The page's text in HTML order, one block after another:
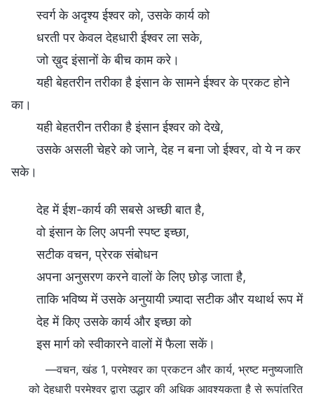
स्वर्ग के अदृश्य ईश्वर को, उसके कार्य को
धरती पर केवल देहधारी ईश्वर ला सके,
जो ख़ुद इंसानों के बीच काम करे।
यही बेहतरीन तरीका है इंसान के सामने ईश्वर के प्रकट होने
का।
यही बेहतरीन तरीका है इंसान ईश्वर को देखे,
उसके असली चेहरे को जाने, देह न बना जो ईश्वर, वो ये न कर
सके।
देह में ईश-कार्य की सबसे अच्छी बात है,
वो इंसान के लिए अपनी स्पष्ट इच्छा,
सटीक वचन, प्रेरक संबोधन
अपना अनुसरण करने वालों के लिए छोड़ जाता है,
ताकि भविष्य में उसके अनुयायी ज़्यादा सटीक और यथार्थ रूप में
देह में किए उसके कार्य और इच्छा को
इस मार्ग को स्वीकारने वालों में फैला सकें।
—वचन, खंड 1, परमेश्वर का प्रकटन और कार्य, भ्रष्ट मनुष्यजाति
को देहधारी परमेश्वर द्वारा उद्धार की अधिक आवश्यकता है से रूपांतरित